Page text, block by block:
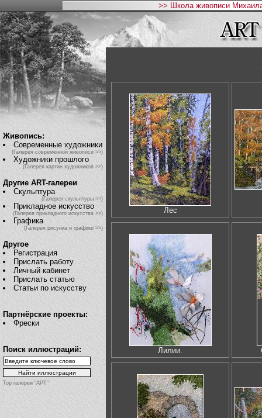
>> Школа живописи
Живопись:
Современные художники
(Галерея современной живописи >>)
Художники прошлого
(Галерея картин художников >>)
Другие ART-галереи
Скульптура
(Галерея скульптуры >>)
Прикладное искусство
(Галерея прикладного искусства >>)
Графика
(Галерея рисунка и графики >>)
Другое
Регистрация
Прислать работу
Личный кабинет
Прислать статью
Статьи по искусству
Партнёрские проекты:
Фрески
Поиск иллюстраций:
Top галереи "АРТ"
Лес
Лилии.